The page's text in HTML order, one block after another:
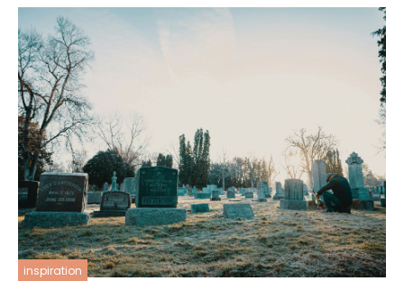
inspiration